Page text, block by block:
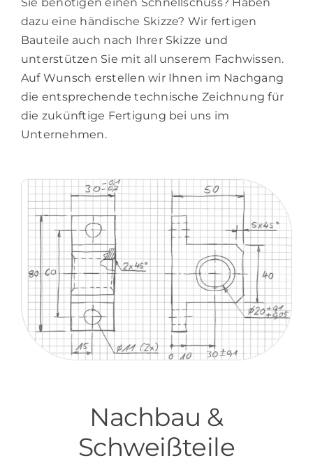
Sie benötigen einen Schnellschuss? Haben
dazu eine händische Skizze? Wir fertigen
Bauteile auch nach Ihrer Skizze und
unterstützen Sie mit all unserem Fachwissen.
Auf Wunsch erstellen wir Ihnen im Nachgang
die entsprechende technische Zeichnung für
die zukünftige Fertigung bei uns im
Unternehmen.
Nachbau &
Schweißteile